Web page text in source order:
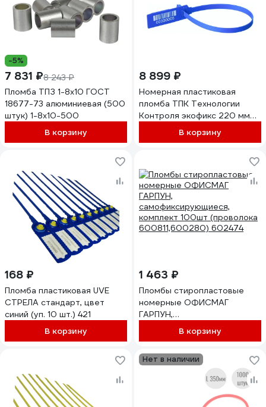
-5%
7 831 ₽8 243 ₽
Пломба ТПЗ 1-8x10 ГОСТ
18677-73 алюминиевая (500
штук) 1-8х10-500
В корзину
8 899 ₽
Номерная пластиковая
пломба ТПК Технологии
Контроля экофикс 220 мм
(цвет: синий) 1000 шт 24191
В корзину
168 ₽
Пломба пластиковая UVE
СТРЕЛА стандарт, цвет
синий (уп. 10 шт.) 421
В корзину
1 463 ₽
Пломбы стиропластовые
номерные ОФИСМАГ
ГАРПУН,
самофиксирующиеся,
комплект 100шт (проволока
В корзину
Нет в наличии